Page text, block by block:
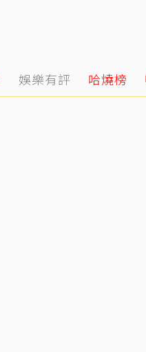
娛樂有評 哈燒榜